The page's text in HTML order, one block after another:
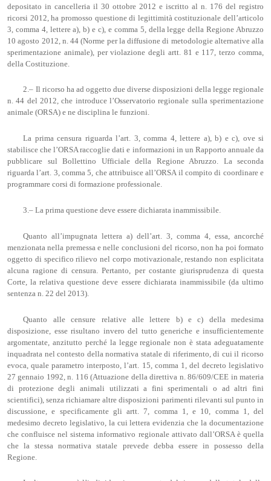
depositato in cancelleria il 30 ottobre 2012 e iscritto al n. 176 del registro
ricorsi 2012, ha promosso questione di legittimità costituzionale dell’articolo
3, comma 4, lettere a), b) e c), e comma 5, della legge della Regione Abruzzo
10 agosto 2012, n. 44 (Norme per la diffusione di metodologie alternative alla
sperimentazione animale), per violazione degli artt. 81 e 117, terzo comma,
della Costituzione.
2.– Il ricorso ha ad oggetto due diverse disposizioni della legge regionale
n. 44 del 2012, che introduce l’Osservatorio regionale sulla sperimentazione
animale (ORSA) e ne disciplina le funzioni.
La prima censura riguarda l’art. 3, comma 4, lettere a), b) e c), ove si
stabilisce che l’ORSA raccoglie dati e informazioni in un Rapporto annuale da
pubblicare sul Bollettino Ufficiale della Regione Abruzzo. La seconda
riguarda l’art. 3, comma 5, che attribuisce all’ORSA il compito di coordinare e
programmare corsi di formazione professionale.
3.– La prima questione deve essere dichiarata inammissibile.
Quanto all’impugnata lettera a) dell’art. 3, comma 4, essa, ancorché
menzionata nella premessa e nelle conclusioni del ricorso, non ha poi formato
oggetto di specifico rilievo nel corpo motivazionale, restando non esplicitata
alcuna ragione di censura. Pertanto, per costante giurisprudenza di questa
Corte, la relativa questione deve essere dichiarata inammissibile (da ultimo
sentenza n. 22 del 2013).
Quanto alle censure relative alle lettere b) e c) della medesima
disposizione, esse risultano invero del tutto generiche e insufficientemente
argomentate, anzitutto perché la legge regionale non è stata adeguatamente
inquadrata nel contesto della normativa statale di riferimento, di cui il ricorso
evoca, quale parametro interposto, l’art. 15, comma 1, del decreto legislativo
27 gennaio 1992, n. 116 (Attuazione della direttiva n. 86/609/CEE in materia
di protezione degli animali utilizzati a fini sperimentali o ad altri fini
scientifici), senza richiamare altre disposizioni parimenti rilevanti sul punto in
discussione, e specificamente gli artt. 7, comma 1, e 10, comma 1, del
medesimo decreto legislativo, la cui lettera evidenzia che la documentazione
che confluisce nel sistema informativo regionale attivato dall’ORSA è quella
che la stessa normativa statale prevede debba essere in possesso della
Regione.